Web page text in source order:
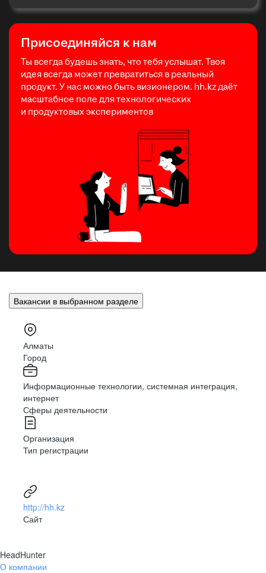
Присоединяйся к нам
Ты всегда будешь знать, что тебя услышат. Твоя
идея всегда может превратиться в реальный
продукт. У нас можно быть визионером. hh.kz даёт
масштабное поле для технологических
и продуктовых экспериментов
Вакансии в выбранном разделе
Алматы
Город
Информационные технологии, системная интеграция,
интернет
Сферы деятельности
Организация
Тип регистрации
http://hh.kz
Сайт
HeadHunter
О компании